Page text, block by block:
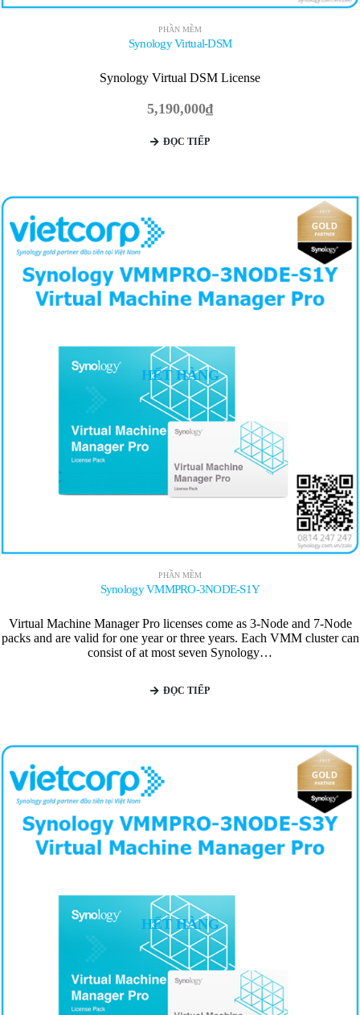
PHẦN MỀM
Synology Virtual-DSM
Synology Virtual DSM License
5,190,000₫
ĐỌC TIẾP
HẾT HÀNG
PHẦN MỀM
Synology VMMPRO-3NODE-S1Y
Virtual Machine Manager Pro licenses come as 3-Node and 7-Node
packs and are valid for one year or three years. Each VMM cluster can
consist of at most seven Synology…
ĐỌC TIẾP
HẾT HÀNG